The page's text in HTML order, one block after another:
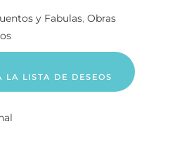
y Fabulas, Obras
LA LISTA DE DESEOS